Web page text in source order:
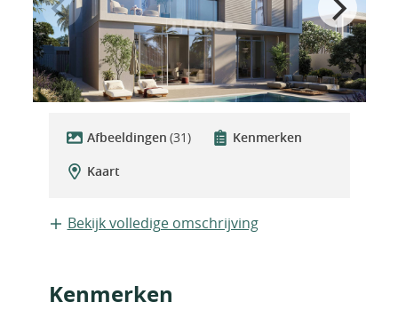
Afbeeldingen (31)
Kenmerken
Kaart
Bekijk volledige omschrijving
Kenmerken